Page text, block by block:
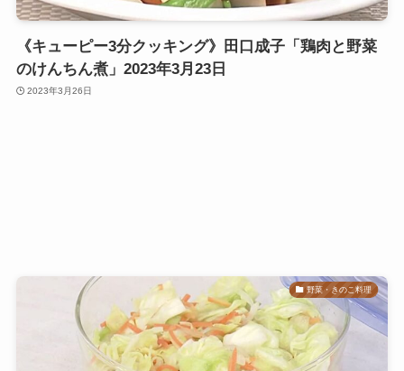
《キューピー3分クッキング》田口成子「鶏肉と野菜
のけんちん煮」2023年3月23日
2023年3月26日
野菜・きのこ料理